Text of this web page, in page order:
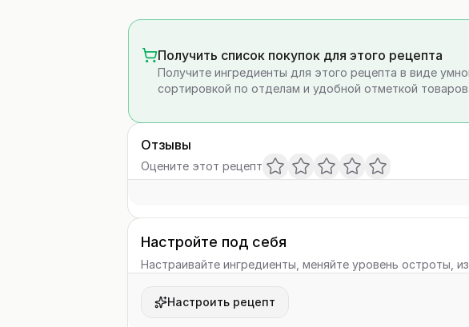
Получить список покупок для этого рецепта
Получите ингредиенты для этого рецепта в виде
сортировкой по отделам и удобной отметкой товаров.
Отзывы
Оцените этот рецепт
Настройте под себя
Настраивайте ингредиенты, меняйте уровень остроты,
Настроить рецепт